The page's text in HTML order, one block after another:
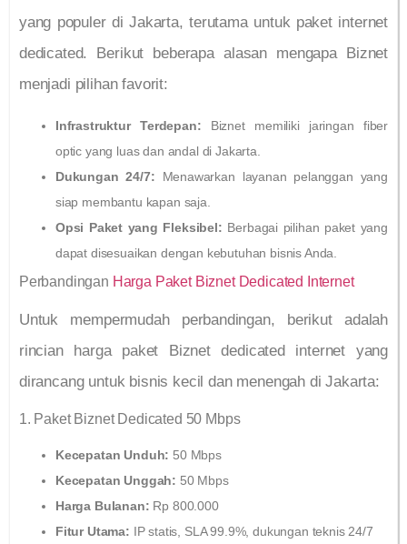
yang populer di Jakarta, terutama untuk paket internet
dedicated. Berikut beberapa alasan mengapa Biznet
menjadi pilihan favorit:
Infrastruktur Terdepan: Biznet memiliki jaringan fiber
optic yang luas dan andal di Jakarta.
Dukungan 24/7: Menawarkan layanan pelanggan yang
siap membantu kapan saja.
Opsi Paket yang Fleksibel: Berbagai pilihan paket yang
dapat disesuaikan dengan kebutuhan bisnis Anda.
Perbandingan Harga Paket Biznet Dedicated Internet
Untuk mempermudah perbandingan, berikut adalah
rincian harga paket Biznet dedicated internet yang
dirancang untuk bisnis kecil dan menengah di Jakarta:
1. Paket Biznet Dedicated 50 Mbps
Kecepatan Unduh: 50 Mbps
Kecepatan Unggah: 50 Mbps
Harga Bulanan: Rp 800.000
Fitur Utama: IP statis, SLA 99.9%, dukungan teknis 24/7